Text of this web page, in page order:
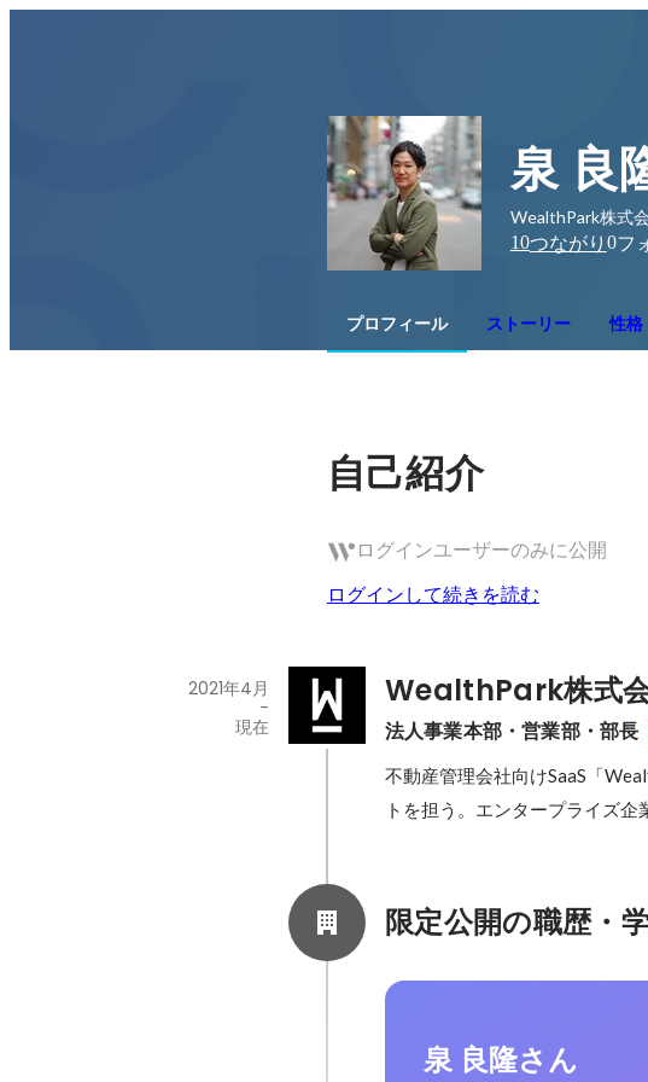
泉 良
WealthPark株式
10つながり 0フ
プロフィール ストーリー 性格
自己紹介
ログインユーザーのみに公開
ログインして続きを読む
WealthPark株式
法人事業本部・営業部・部長
2021年4月
-
現在
不動産管理会社向けSaaS「
トを担う。エンタープライズ企
限定公開の職歴・
泉 良隆さん